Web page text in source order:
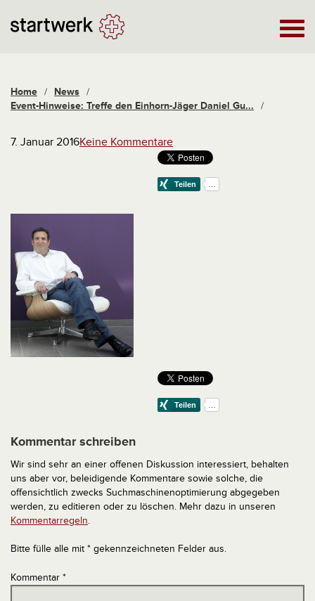
Home / News /
Event-Hinweise: Treffe den Einhorn-Jäger Daniel Gu...
/
7. Januar 2016Keine Kommentare
Kommentar schreiben
Wir sind sehr an einer offenen Diskussion interessiert, behalten
uns aber vor, beleidigende Kommentare sowie solche, die
offensichtlich zwecks Suchmaschinenoptimierung abgegeben
werden, zu editieren oder zu löschen. Mehr dazu in unseren
Kommentarregeln.
Bitte fülle alle mit * gekennzeichneten Felder aus.
Kommentar *